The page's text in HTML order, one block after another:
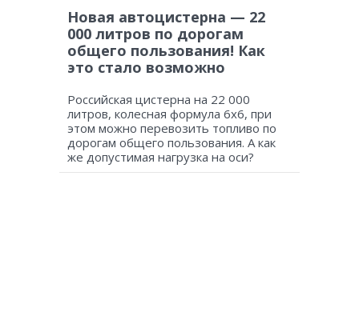
Новая автоцистерна — 22
000 литров по дорогам
общего пользования! Как
это стало возможно
Российская цистерна на 22 000
литров, колесная формула 6х6, при
этом можно перевозить топливо по
дорогам общего пользования. А как
же допустимая нагрузка на оси?